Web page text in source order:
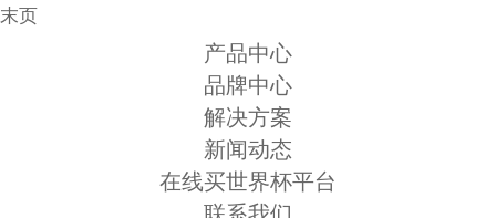
末页
产品中心
品牌中心
解决方案
新闻动态
在线买世界杯平台